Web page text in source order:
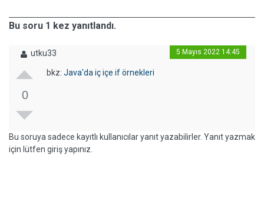
Bu soru 1 kez yanıtlandı.
utku33 5 Mayıs 2022 14:45
0
bkz: Java'da iç içe if örnekleri
Bu soruya sadece kayıtlı kullanıcılar yanıt yazabilirler. Yanıt yazmak
için lütfen giriş yapınız.